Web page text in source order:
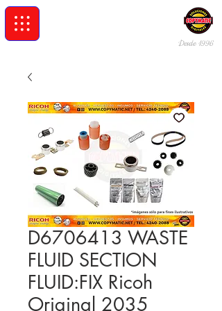
Desde 1996
D6706413 WASTE
FLUID SECTION
FLUID:FIX Ricoh
Original 2035